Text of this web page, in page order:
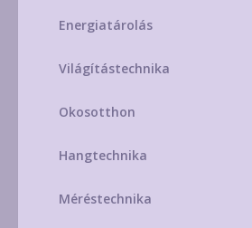
Energiatárolás
Világítástechnika
Okosotthon
Hangtechnika
Méréstechnika